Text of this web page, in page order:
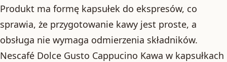
Produkt ma formę kapsułek do ekspresów, co
sprawia, że przygotowanie kawy jest proste, a
obsługa nie wymaga odmierzenia składników.
Nescafé Dolce Gusto Cappucino Kawa w kapsułkach